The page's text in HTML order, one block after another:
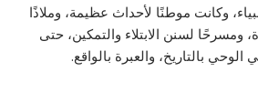
وكانت موطنًا لأحداث عظيمة، وملاذًا
ومسرحًا لسنن الابتلاء والتمكين، حتى
بالتاريخ، والعبرة بالواقع.